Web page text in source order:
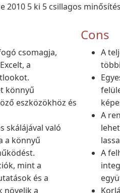
2010 5 ki 5 csillagos
csomagja,
a
könnyű
eszközökhöz és
skálájával való
a könnyű
mint a
és a
növelik a
Cons
A
A
A